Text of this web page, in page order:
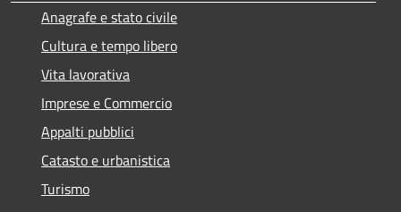
Anagrafe e stato civile
Cultura e tempo libero
Vita lavorativa
Imprese e Commercio
Appalti pubblici
Catasto e urbanistica
Turismo